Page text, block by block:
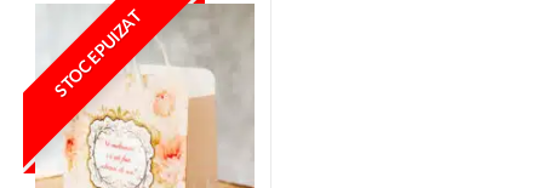
STOC EPUIZAT